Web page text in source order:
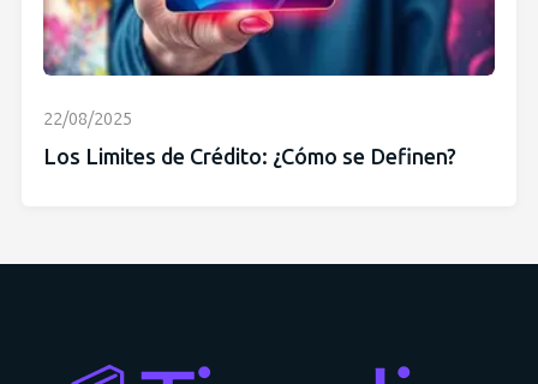
22/08/2025
Los Limites de Crédito: ¿Cómo se Definen?